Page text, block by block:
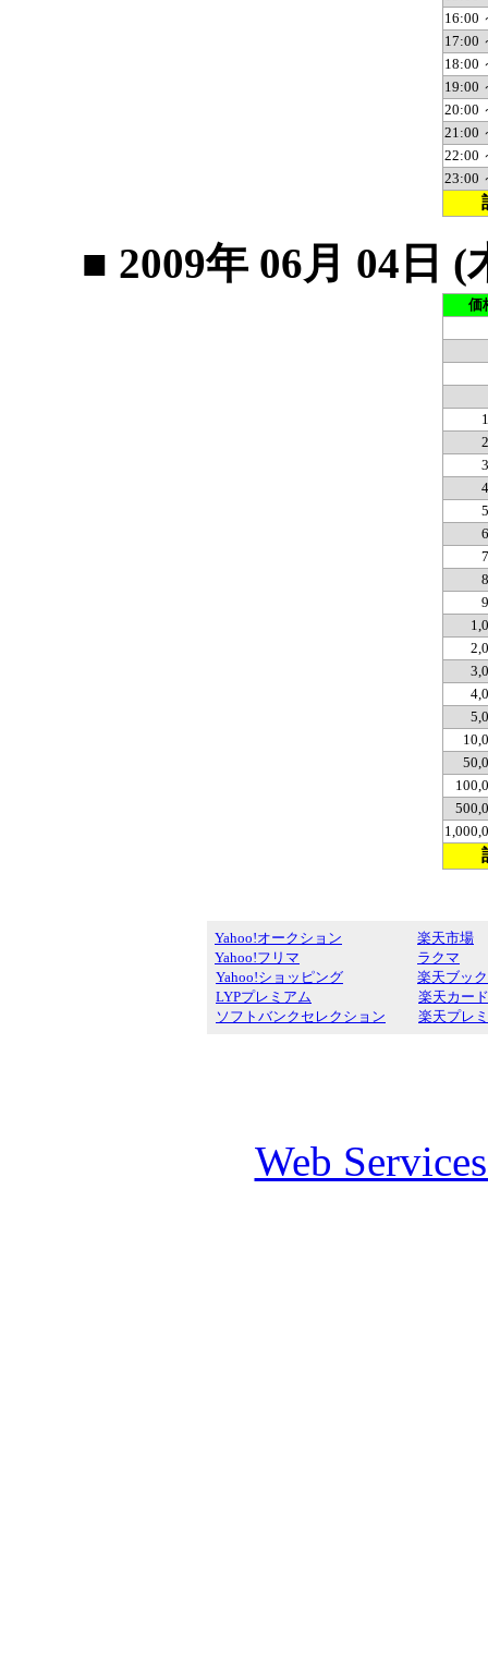
16:00
17:00
18:00
19:00
20:00
21:00
22:00
23:00
■ 2009年 06月 04日
価
Yahoo!オークション
Yahoo!フリマ
Yahoo!ショッピング
LYPプレミアム
ソフトバンクセレクション
楽天市場
ラクマ
楽天ブッ
楽天カード
楽天プレ
Web